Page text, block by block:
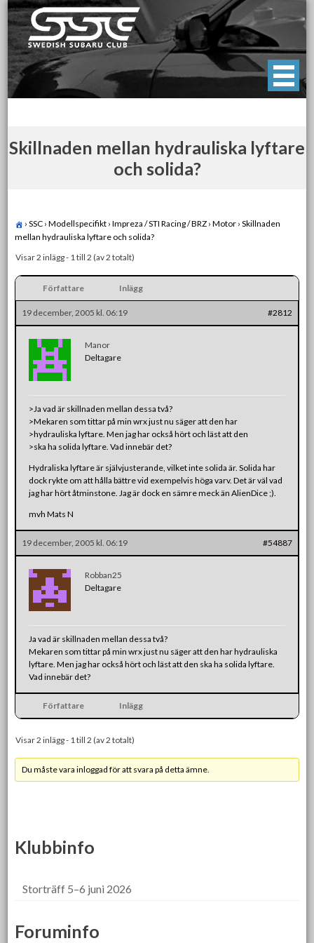
Skip
to
content
Swedish Subaru Club
För oss som älskar Subaru!
Skillnaden mellan hydrauliska lyftare
och solida?
› SSC › Modellspecifikt › Impreza / STI Racing / BRZ › Motor › Skillnaden
mellan hydrauliska lyftare och solida?
Visar 2 inlägg - 1 till 2 (av 2 totalt)
Författare Inlägg
19 december, 2005 kl. 06:19 #2812
Manor
Deltagare
>Ja vad är skillnaden mellan dessa två?
>Mekaren som tittar på min wrx just nu säger att den har
>hydrauliska lyftare. Men jag har också hört och läst att den
>ska ha solida lyftare. Vad innebär det?
Hydraliska lyftare är självjusterande, vilket inte solida är. Solida har
dock rykte om att hålla bättre vid exempelvis höga varv. Det är väl vad
jag har hört åtminstone. Jag är dock en sämre meck än AlienDice ;).
mvh Mats N
19 december, 2005 kl. 06:19 #54887
Robban25
Deltagare
Ja vad är skillnaden mellan dessa två?
Mekaren som tittar på min wrx just nu säger att den har hydrauliska
lyftare. Men jag har också hört och läst att den ska ha solida lyftare.
Vad innebär det?
Författare Inlägg
Visar 2 inlägg - 1 till 2 (av 2 totalt)
Du måste vara inloggad för att svara på detta ämne.
Klubbinfo
Storträff 5–6 juni 2026
Foruminfo